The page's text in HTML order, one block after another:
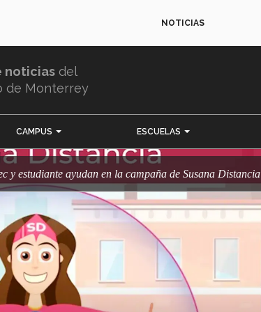
NOTICIAS
noticias del
de Monterrey
CAMPUS ESCUELAS
y estudiante ayudan en la campaña de Susana Distancia